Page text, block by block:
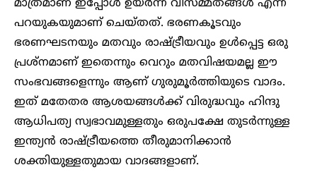
മാത്രമാണ് ഇപ്പോൾ ഉയർന്ന വിസമ്മതങ്ങൾ എന്ന്
പറയുകയുമാണ് ചെയ്തത്. ഭരണകൂടവും
ഭരണഘടനയും മതവും രാഷ്ട്രീയവും ഉൾപ്പെട്ട ഒരു
പ്രശ്നമാണ് ഇതെന്നും വെറും മതവിഷയമല്ല ഈ
സംഭവങ്ങളെന്നും ആണ് ഗുരുമൂർത്തിയുടെ വാദം.
ഇത് മതേതര ആശയങ്ങൾക്ക് വിരുദ്ധവും ഹിന്ദു
ആധിപത്യ സ്വഭാവമുള്ളതും ഒരുപക്ഷേ തുടർന്നുള്ള
ഇന്ത്യൻ രാഷ്ട്രീയത്തെ തീരുമാനിക്കാൻ
ശക്തിയുള്ളതുമായ വാദങ്ങളാണ്.